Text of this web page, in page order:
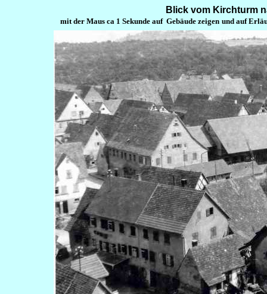
Blick vom Kirchturm
mit der Maus ca 1 Sekunde auf Gebäude zeigen und auf